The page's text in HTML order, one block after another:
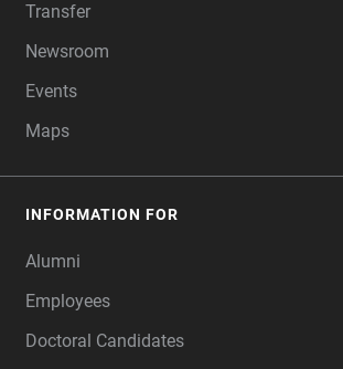
Transfer
Newsroom
Events
Maps
INFORMATION FOR
Alumni
Employees
Doctoral Candidates